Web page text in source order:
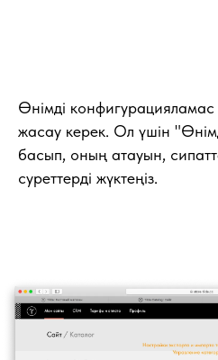
Өнімді
жасау керек. Ол үшін
басып, оның атауын,
суреттерді жүктеңіз.